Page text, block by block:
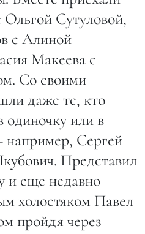
Сутуловой,
с Алиной
Макеева с
Со своими
даже те, кто
одиночку или в
например, Сергей
Представил
и еще недавно
холостяком Павел
пройдя через